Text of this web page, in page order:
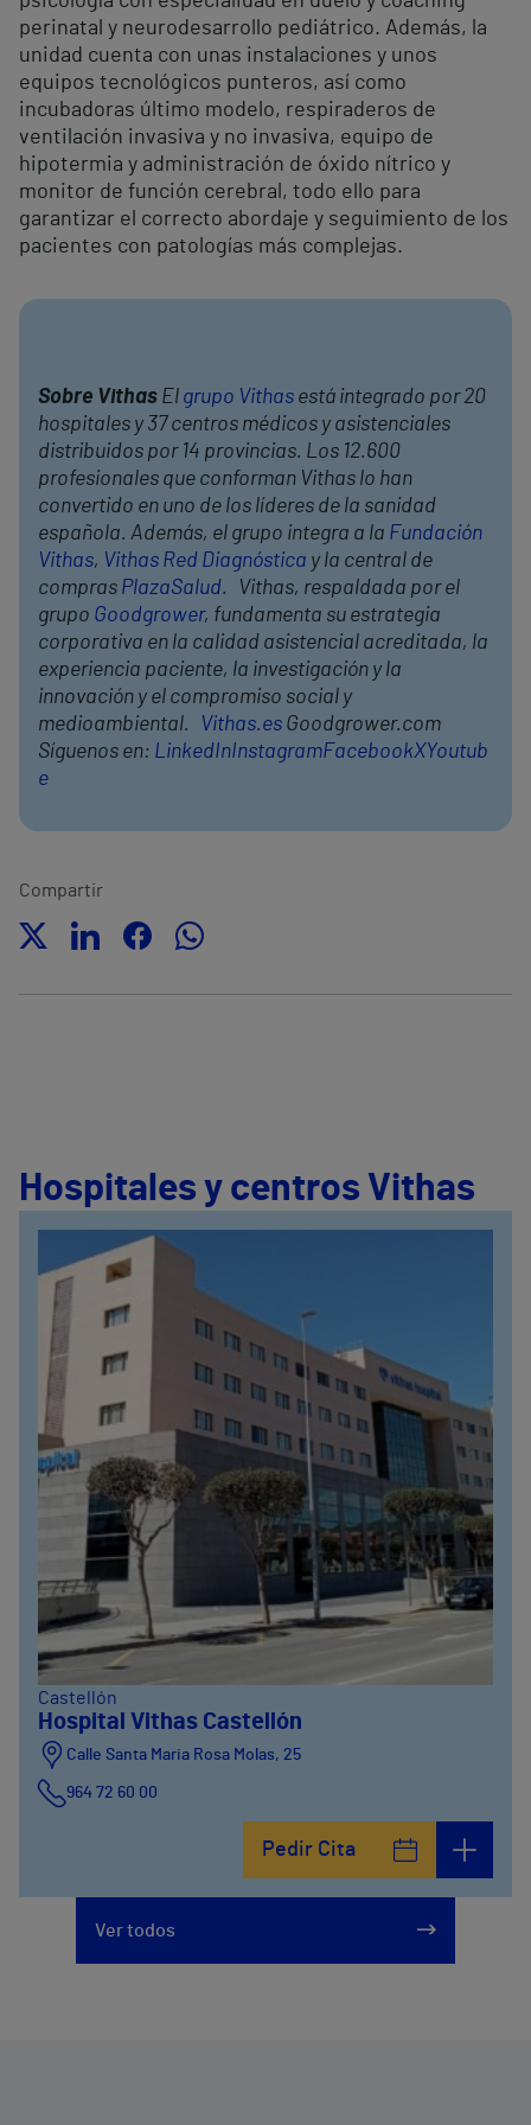
perinatal y neurodesarrollo pediátrico. Además, la
unidad cuenta con unas instalaciones y unos
equipos tecnológicos punteros, así como
incubadoras último modelo, respiraderos de
ventilación invasiva y no invasiva, equipo de
hipotermia y administración de óxido nítrico y
monitor de función cerebral, todo ello para
garantizar el correcto abordaje y seguimiento de los
pacientes con patologías más complejas.
Sobre Vithas El grupo Vithas está integrado por 20
hospitales y 37 centros médicos y asistenciales
distribuidos por 14 provincias. Los 12.600
profesionales que conforman Vithas lo han
convertido en uno de los líderes de la sanidad
española. Además, el grupo integra a la Fundación
Vithas, Vithas Red Diagnóstica y la central de
compras PlazaSalud. Vithas, respaldada por el
grupo Goodgrower, fundamenta su estrategia
corporativa en la calidad asistencial acreditada, la
experiencia paciente, la investigación y la
innovación y el compromiso social y
medioambiental.
Vithas.es Goodgrower.com
Síguenos en: LinkedInInstagramFacebookXYoutub
e
Compartir
Hospitales y centros Vithas
Castellón
Hospital Vithas Castellón
Calle Santa Maria Rosa Molas, 25
964 72 60 00
Pedir Cita
Ver todos